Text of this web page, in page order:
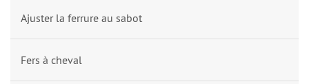
Ajuster la ferrure au sabot
Fers à cheval